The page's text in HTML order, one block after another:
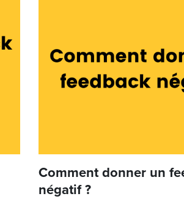
Comment donner un
négatif ?